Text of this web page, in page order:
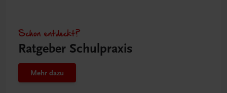
Schon entdeckt?
Ratgeber Schulpraxis
Mehr dazu